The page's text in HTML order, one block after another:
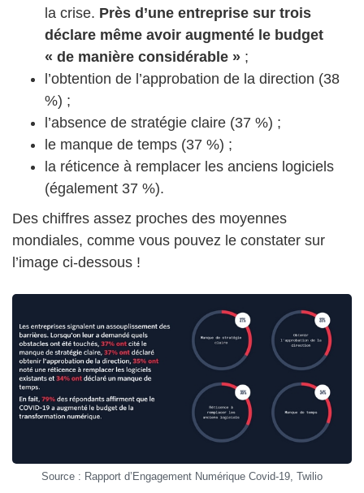
la crise. Près d’une entreprise sur trois
déclare même avoir augmenté le budget
« de manière considérable » ;
l’obtention de l’approbation de la direction (38
%) ;
l’absence de stratégie claire (37 %) ;
le manque de temps (37 %) ;
la réticence à remplacer les anciens logiciels
(également 37 %).
Des chiffres assez proches des moyennes
mondiales, comme vous pouvez le constater sur
l’image ci-dessous !
Source : Rapport d’Engagement Numérique Covid-19, Twilio